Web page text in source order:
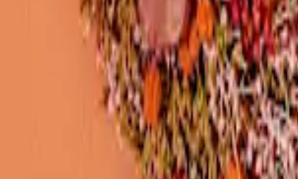
Nur noch ein Schritt
Die Artikel in deinem Warenkorb warten auf deine Bestellung.
WIR BRINGEN DICH ZUMAUFBLÜHEN
Jetzt zum Newsletter anmelden und 15 % Willkommensrabatt
Zum Newsletter anmelden